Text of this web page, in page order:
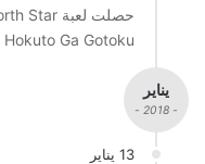
Hokuto Ga Gotoku على عرض جديد اليوم يسلط الضوء…
يناير
- 2018 -
13 يناير